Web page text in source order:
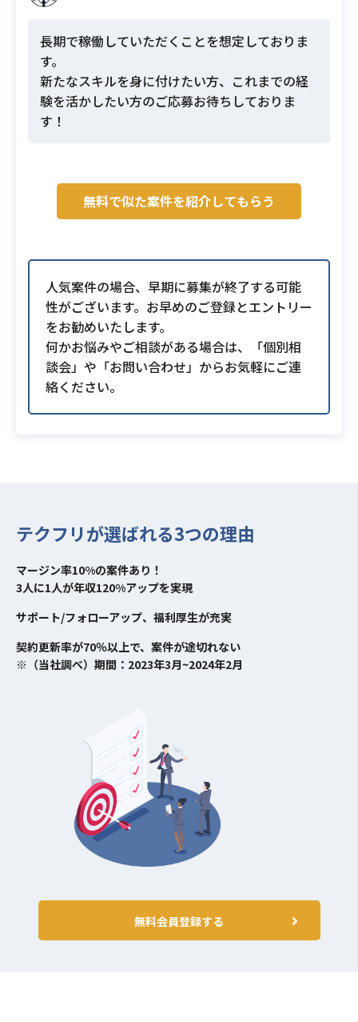
長期で稼働していただくことを想定しておりま
す。
新たなスキルを身に付けたい方、これまでの経
験を活かしたい方のご応募お待ちしておりま
す！
無料で似た案件を紹介してもらう
人気案件の場合、早期に募集が終了する可能
性がございます。お早めのご登録とエントリー
をお勧めいたします。
何かお悩みやご相談がある場合は、「個別相
談会」や「お問い合わせ」からお気軽にご連
絡ください。
テクフリが選ばれる3つの理由
マージン率10%の案件あり！
3人に1人が年収120%アップを実現
サポート/フォローアップ、福利厚生が充実
契約更新率が70％以上で、案件が途切れない
※（当社調べ）期間：2023年3月~2024年2月
無料会員登録する